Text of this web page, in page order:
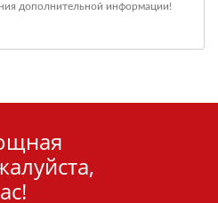
дополнительной информации!